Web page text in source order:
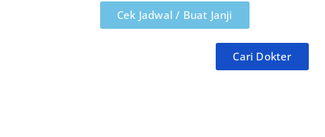
Cek Jadwal / Buat Janji
Cari Dokter